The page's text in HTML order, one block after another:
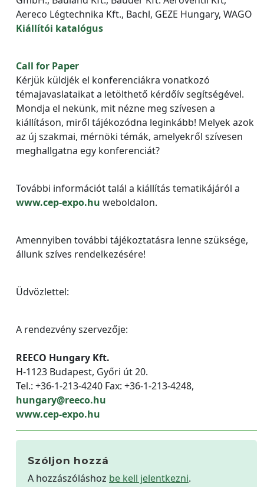
Aereco Légtechnika Kft., Bachl, GEZE Hungary, WAGO
Kiállítói katalógus
Call for Paper
Kérjük küldjék el konferenciákra vonatkozó
témajavaslataikat a letölthető kérdőív segítségével.
Mondja el nekünk, mit nézne meg szívesen a
kiállításon, miről tájékozódna leginkább! Melyek azok
az új szakmai, mérnöki témák, amelyekről szívesen
meghallgatna egy konferenciát?
További információt talál a kiállítás tematikájáról a
www.cep-expo.hu weboldalon.
Amennyiben további tájékoztatásra lenne szüksége,
állunk szíves rendelkezésére!
Üdvözlettel:
A rendezvény szervezője:
REECO Hungary Kft.
H-1123 Budapest, Győri út 20.
Tel.: +36-1-213-4240 Fax: +36-1-213-4248,
hungary@reeco.hu
www.cep-expo.hu
Szóljon hozzá
A hozzászóláshoz be kell jelentkezni.